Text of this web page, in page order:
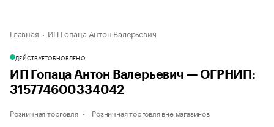
Главная ИП Гопаца Антон Валерьевич
ДЕЙСТВУЕТОБНОВЛЕНО
ИП Гопаца Антон Валерьевич — ОГРНИП:
315774600334042
Розничная торговля Розничная торговля вне магазинов